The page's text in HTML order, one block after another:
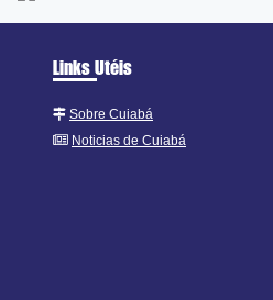
Links Utéis
Sobre Cuiabá
Noticias de Cuiabá